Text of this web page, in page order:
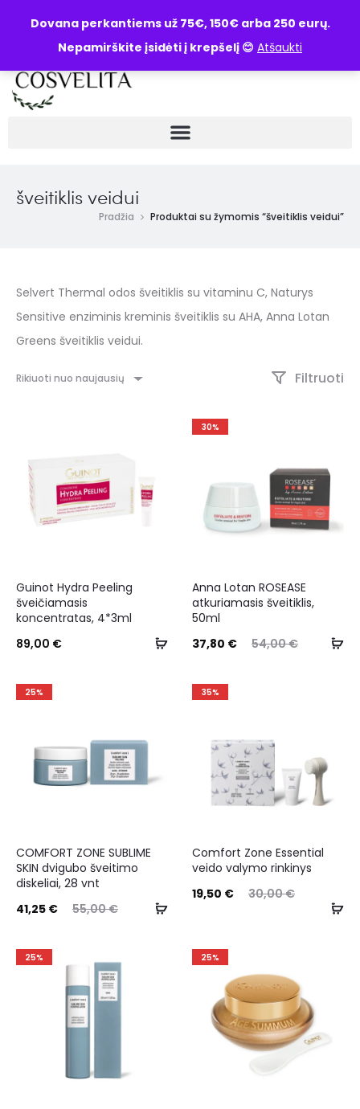
Dovana perkantiems už 75€, 150€ arba 250 eurų.
Nepamirškite įsidėti į krepšelį 😊 Atšaukti
UŽKLAUSA
šveitiklis veidui
Pradžia Produktai su žymomis “šveitiklis veidui”
Selvert Thermal odos šveitiklis su vitaminu C, Naturys
Sensitive enziminis kreminis šveitiklis su AHA, Anna Lotan
Greens šveitiklis veidui.
Rikiuoti nuo naujausių Filtruoti
Guinot Hydra Peeling
šveičiamasis
koncentratas, 4*3ml
89,00 €
30%
Anna Lotan ROSEASE
atkuriamasis šveitiklis,
50ml
54,00€
37,80 €
25%
COMFORT ZONE SUBLIME
SKIN dvigubo šveitimo
diskeliai, 28 vnt
55,00€
41,25 €
35%
Comfort Zone Essential
veido valymo rinkinys
30,00€
19,50 €
25% 25%